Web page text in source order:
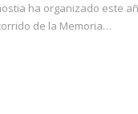
ha organizado este
de la Memoria…